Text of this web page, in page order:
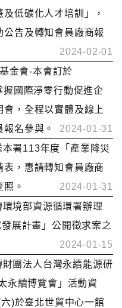
低碳化人才培訓」，
告及轉知會員廠商報
2024-02-01
金會-本會訂於
國際淨零行動促進企
，全程以實體及線上
名參與。
2024-01-31
署113年度「產業降災
，惠請轉知會員廠商
。
2024-01-31
境部資源循環署辦理
展計畫」公開徵求案之
2024-01-15
團法人台灣永續能源研
永續博覽會」活動資
)於臺北世貿中心一館